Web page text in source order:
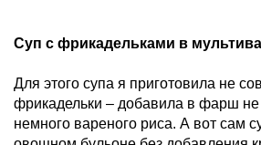
Суп с фрикадельками в
Для этого супа я приготовила не
фрикадельки – добавила в фарш не
немного вареного риса. А вот сам